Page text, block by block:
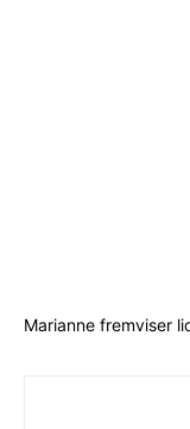
Marianne fremviser